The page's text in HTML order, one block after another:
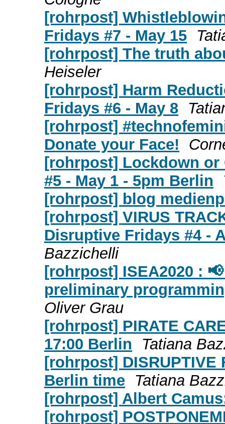
[rohrpost]
Fridays #7 - May 15
[rohrpost] The truth
Heiseler
[rohrpost] Harm
Fridays #6 - May 8
[rohrpost]
Donate your Face!
[rohrpost] Lockdown or
#5 - May 1 - 5pm Berlin
[rohrpost] blog
[rohrpost] VIRUS
Disruptive Fridays #4 -
Bazzichelli
[rohrpost] ISEA2020 :
preliminary
Oliver Grau
[rohrpost] PIRATE
17:00 Berlin
Tatiana
[rohrpost] DISRUPTIVE
Berlin time
Tatiana
[rohrpost] Albert
[rohrpost]